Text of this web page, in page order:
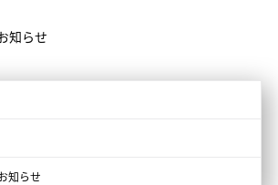
知らせ
知らせ